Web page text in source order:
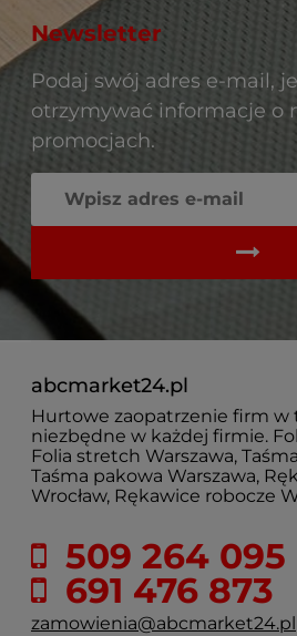
Newsletter
Podaj swój adres e-mail,
otrzymywać informacje o
promocjach.
abcmarket24.pl
Hurtowe zaopatrzenie firm w
niezbędne w każdej firmie.
Folia stretch Warszawa,
Taśma pakowa Warszawa,
Wrocław, Rękawice robocze
509 264 095
691 476 873
zamowienia@abcmarket24.pl